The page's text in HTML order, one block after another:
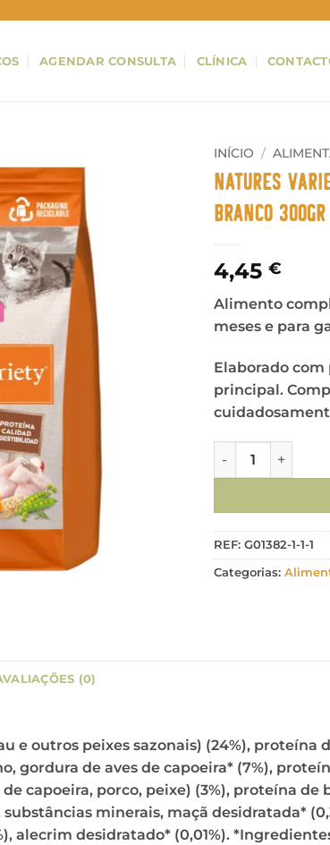
AGENDAR CONSULTA CLÍNICA
INÍCIO /
Natures
Branco 300gr
4,45 €
Alimento
meses e para
Elaborado
principal.
Quantidade de
REF: G01382-1-1-1
Categorias:
(0)
e outros peixes sazonais) (24%), proteína
gordura de aves de capoeira* (7%),
capoeira, porco, peixe) (3%), proteína de
minerais, maçã desidratada*
alecrim desidratado* (0,01%).